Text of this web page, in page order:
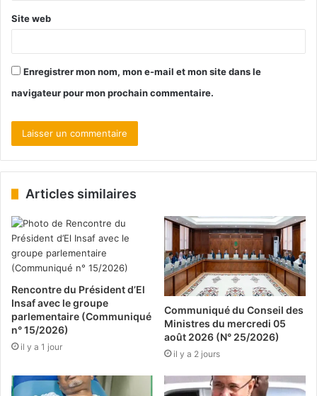
Site web
Enregistrer mon nom, mon e-mail et mon site dans le
navigateur pour mon prochain commentaire.
Articles similaires
Rencontre du Président d’El
Insaf avec le groupe
parlementaire (Communiqué
n° 15/2026)
il y a 1 jour
Communiqué du Conseil des
Ministres du mercredi 05
août 2026 (N° 25/2026)
il y a 2 jours